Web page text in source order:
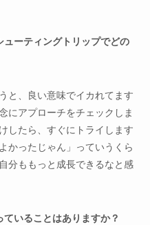
ーティングトリップでどの
と、良い意味でイカれてます
にアプローチをチェックしま
したら、すぐにトライします
かったじゃん」っていうくら
分ももっと成長できるなと感
いることはありますか？